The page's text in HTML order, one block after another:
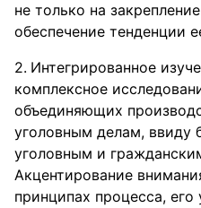
не только на
обеспечение тенденции
Интегрированное
комплексное
объединяющих
уголовным делам, ввиду
уголовным и
Акцентирование
принципах процесса, его